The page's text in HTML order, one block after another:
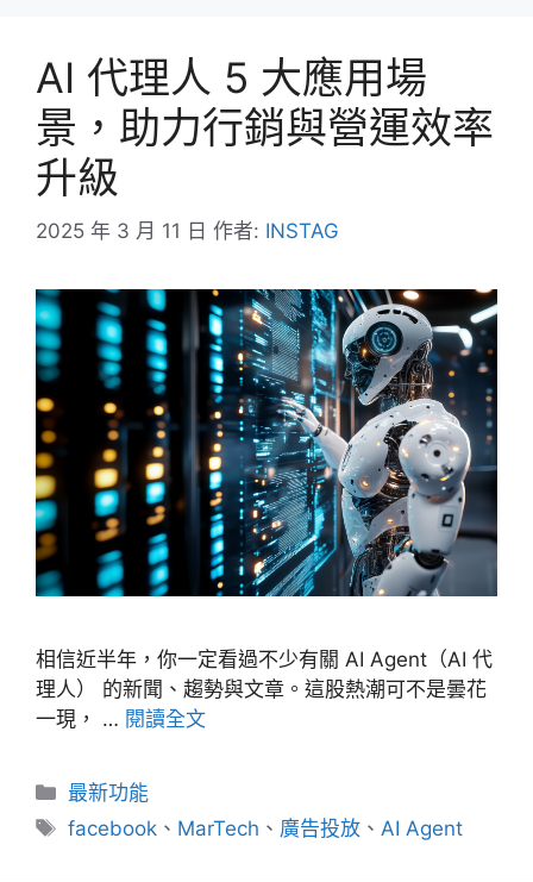
AI 代理人 5 大應用場
景，助力行銷與營運效率
升級
2025 年 3 月 11 日 作者: INSTAG
相信近半年，你一定看過不少有關 AI Agent（AI 代
理人） 的新聞、趨勢與文章。這股熱潮可不是曇花
一現， … 閱讀全文
分
類
最新功能
標
facebook 、 MarTech 、 廣告投放 、AI Agent